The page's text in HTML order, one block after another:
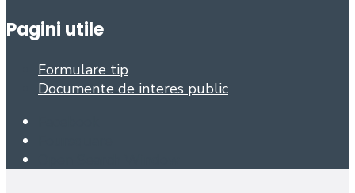
Pagini utile
Formulare tip
Documente de interes public